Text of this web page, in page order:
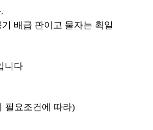
배급 판이고 물자는 획일
니다
필요조건에 따라)